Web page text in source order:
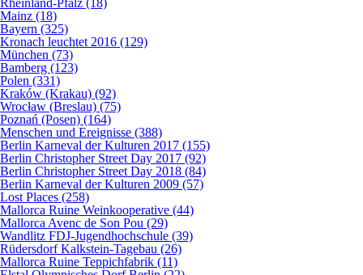
Rheinland-Pfalz (18)
Mainz (18)
Bayern (325)
Kronach leuchtet 2016 (129)
München (73)
Bamberg (123)
Polen (331)
Kraków (Krakau) (92)
Wrocław (Breslau) (75)
Poznań (Posen) (164)
Menschen und Ereignisse (388)
Berlin Karneval der Kulturen 2017 (155)
Berlin Christopher Street Day 2017 (92)
Berlin Christopher Street Day 2018 (84)
Berlin Karneval der Kulturen 2009 (57)
Lost Places (258)
Mallorca Ruine Weinkooperative (44)
Mallorca Avenc de Son Pou (29)
Wandlitz FDJ-Jugendhochschule (39)
Rüdersdorf Kalkstein-Tagebau (26)
Mallorca Ruine Teppichfabrik (11)